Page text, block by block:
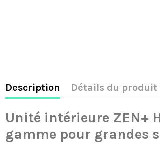
Description Détails du produit
Unité intérieure ZEN+
gamme pour grandes